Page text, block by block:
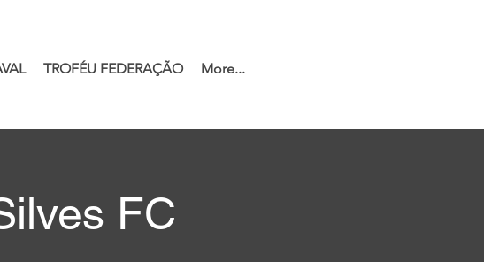
TROFÉU FEDERAÇÃO More...
FC